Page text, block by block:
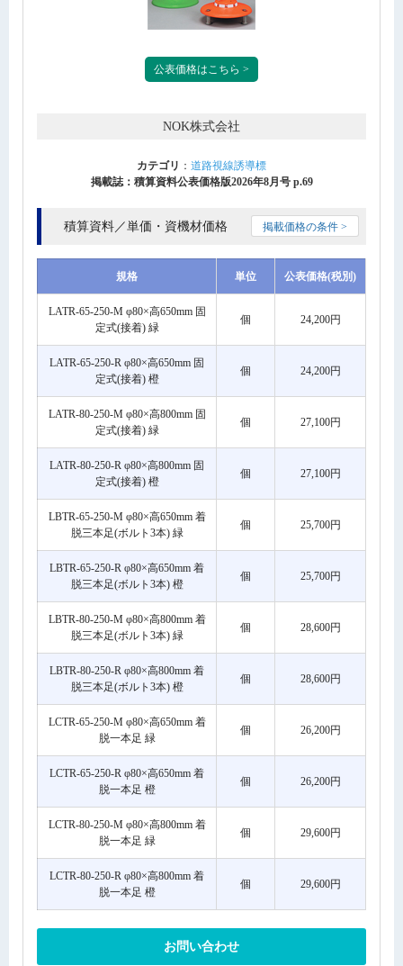
公表価格はこちら >
NOK株式会社
カテゴリ ： 道路視線誘導標
掲載誌：積算資料公表価格版2026年8月号 p.69
積算資料／単価・資機材価格 掲載価格の条件 >
規格 単位 公表価格(税別)
LATR-65-250-M φ80×高650mm 固
定式(接着) 緑
個 24,200円
LATR-65-250-R φ80×高650mm 固
定式(接着) 橙
個 24,200円
LATR-80-250-M φ80×高800mm 固
定式(接着) 緑
個 27,100円
LATR-80-250-R φ80×高800mm 固
定式(接着) 橙
個 27,100円
LBTR-65-250-M φ80×高650mm 着
脱三本足(ボルト3本) 緑
個 25,700円
LBTR-65-250-R φ80×高650mm 着
脱三本足(ボルト3本) 橙
個 25,700円
LBTR-80-250-M φ80×高800mm 着
脱三本足(ボルト3本) 緑
個 28,600円
LBTR-80-250-R φ80×高800mm 着
脱三本足(ボルト3本) 橙
個 28,600円
LCTR-65-250-M φ80×高650mm 着
脱一本足 緑
個 26,200円
LCTR-65-250-R φ80×高650mm 着
脱一本足 橙
個 26,200円
LCTR-80-250-M φ80×高800mm 着
脱一本足 緑
個 29,600円
LCTR-80-250-R φ80×高800mm 着
脱一本足 橙
個 29,600円
お問い合わせ